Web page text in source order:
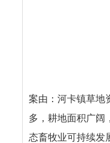
案由：河卡镇草地
多，耕地面积广阔
态畜牧业可持续发